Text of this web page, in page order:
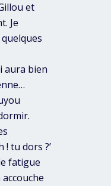
et
Je
aura bien
tu dors ?’
fatigue